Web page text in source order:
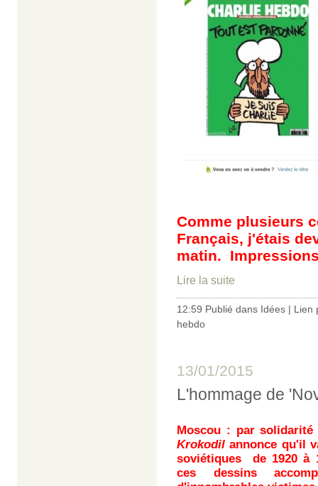
Comme plusieurs
Français, j'étais
matin.
Lire la suite
12:59 Publié dans Idées | Lien
hebdo
13/01/2015
L'hommage de
Moscou : par
Krokodilannonce qu'il
soviétiques de 1920 à
ces dessins